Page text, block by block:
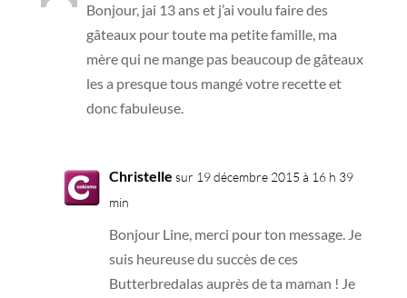
Bonjour, jai 13 ans et j’ai voulu faire des
gâteaux pour toute ma petite famille, ma
mère qui ne mange pas beaucoup de gâteaux
les a presque tous mangé votre recette et
donc fabuleuse.
Christelle sur 19 décembre 2015 à 16 h 39
min
Bonjour Line, merci pour ton message. Je
suis heureuse du succès de ces
Butterbredalas auprès de ta maman ! Je